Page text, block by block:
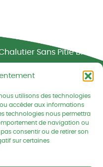
utilisons des technologies
accéder aux informations
technologies nous permettra
de navigation ou
pas consentir ou de retirer son
sur certaines
vivantes
Sans Pitié BP
cedex
75 50
nous sur Facebook
Retrouvez-nous sur
Retrouvez-